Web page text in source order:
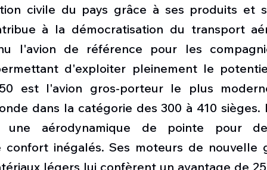
civile du pays grâce à ses produits et
à la démocratisation du transport
l'avion de référence pour les
d'exploiter pleinement le
est l'avion gros-porteur le plus
dans la catégorie des 300 à 410
une aérodynamique de pointe pour
inégalés. Ses moteurs de nouvelle
légers lui confèrent un avantage de